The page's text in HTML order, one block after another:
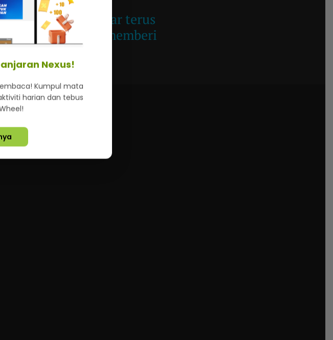
berskala besar terus
juga mampu memberi
Nexus!
Kumpul mata
harian dan tebus